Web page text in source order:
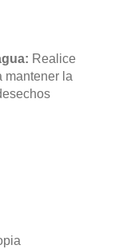
Realice
mantener la